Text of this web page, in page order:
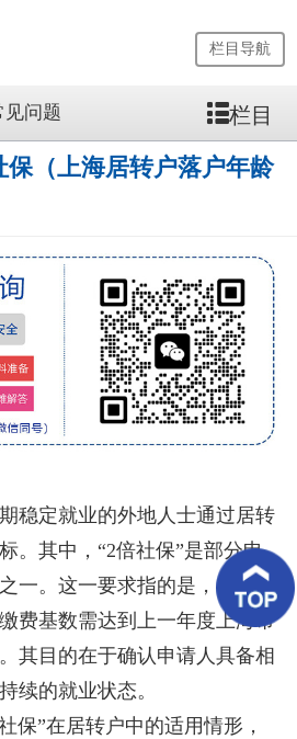
栏目导航
见问题 栏目
保（上海居转户落户年龄
定就业的外地人士通过居转
。其中，“2倍社保”是部分申
一。这一要求指的是，在特定
费基数需达到上一年度上海市
其目的在于确认申请人具备相
续的就业状态。
”在居转户中的适用情形，